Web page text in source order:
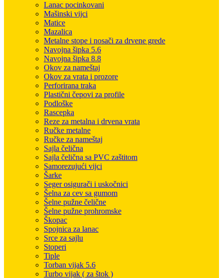
Lanac pocinkovani
Mašinski vijci
Matice
Mazalica
Metalne stope i nosači za drvene grede
Navojna šipka 5.6
Navojna šipka 8.8
Okov za nameštaj
Okov za vrata i prozore
Perforirana traka
Plastični čepovi za profile
Podloške
Rascepka
Reze za metalna i drvena vrata
Ručke metalne
Ručke za nameštaj
Sajla čelična
Sajla čelična sa PVC zaštitom
Samorezujući vijci
Šarke
Seger osigurači i uskočnici
Šelna za cev sa gumom
Šelne pužne čelične
Šelne pužne prohromske
Škopac
Spojnica za lanac
Srce za sajlu
Stoperi
Tiple
Torban vijak 5.6
Turbo vijak ( za štok )